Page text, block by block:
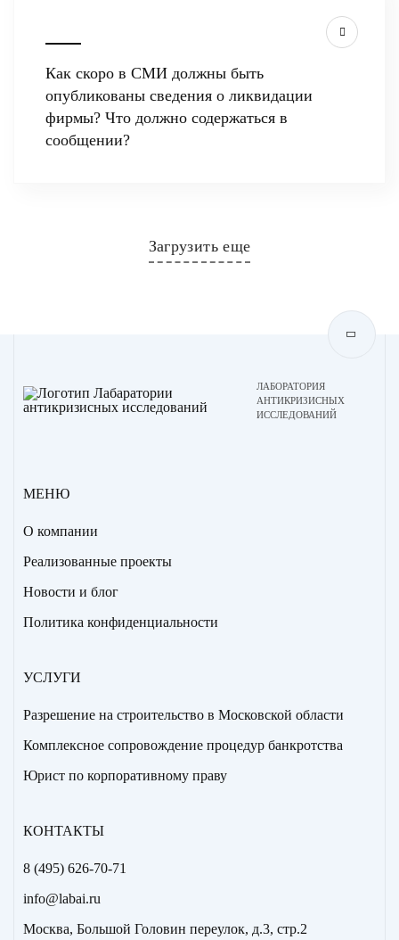
Как скоро в СМИ должны быть
опубликованы сведения о ликвидации
фирмы? Что должно содержаться в
сообщении?
Загрузить еще
ЛАБОРАТОРИЯ
АНТИКРИЗИСНЫХ
ИССЛЕДОВАНИЙ
МЕНЮ
О компании
Реализованные проекты
Новости и блог
Политика конфиденциальности
УСЛУГИ
Разрешение на строительство в Московской области
Комплексное сопровождение процедур банкротства
Юрист по корпоративному праву
КОНТАКТЫ
8 (495) 626-70-71
info@labai.ru
Москва, Большой Головин переулок, д.3, стр.2